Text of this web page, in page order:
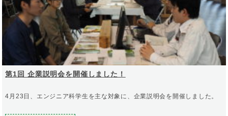
第1回 企業説明会を開催しました！
4月23日、エンジニア科学生を主な対象に、企業説明会を開催しました。